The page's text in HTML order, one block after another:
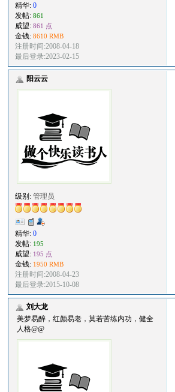
精华:0
发帖:861
威望:861 点
金钱:8610 RMB
注册时间:2008-04-18
最后登录:2023-02-15
阳云云
级别:管理员
精华:0
发帖: 195
威望: 195 点
金钱: 1950 RMB
注册时间:2008-04-23
最后登录:2015-10-08
刘大龙
美梦易醉，红颜易老，莫若苦练内功，健全
人格@@